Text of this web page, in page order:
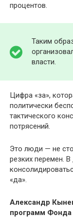
процентов.
Таким
власти.
Цифра «за»,
политически
тактического
потрясений.
Это люди — не
резких перемен.
«да».
Александр
программ Фонда